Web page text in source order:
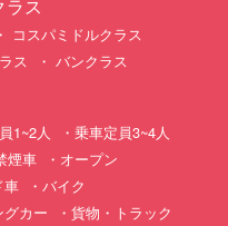
ス
コスパミドルクラス
ス バンクラス
1~2人
乗車定員3~4人
煙車
オープン
車
バイク
カー 貨物・トラック